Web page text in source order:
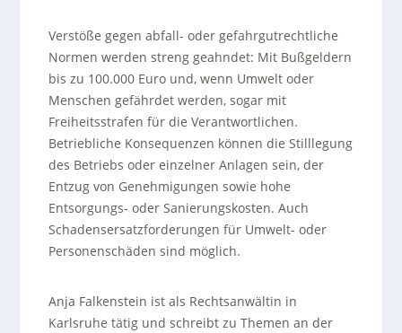
Verstöße gegen abfall- oder gefahrgutrechtliche
Normen werden streng geahndet: Mit Bußgeldern
bis zu 100.000 Euro und, wenn Umwelt oder
Menschen gefährdet werden, sogar mit
Freiheitsstrafen für die Verantwortlichen.
Betriebliche Konsequenzen können die Stilllegung
des Betriebs oder einzelner Anlagen sein, der
Entzug von Genehmigungen sowie hohe
Entsorgungs- oder Sanierungskosten. Auch
Schadensersatzforderungen für Umwelt- oder
Personenschäden sind möglich.
Anja Falkenstein ist als Rechtsanwältin in
Karlsruhe tätig und schreibt zu Themen an der